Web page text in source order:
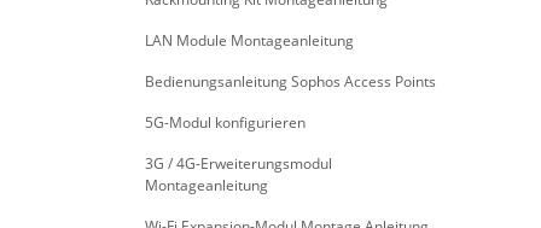
LAN Module Montageanleitung
Bedienungsanleitung Sophos Access Points
5G-Modul konfigurieren
3G / 4G-Erweiterungsmodul
Montageanleitung